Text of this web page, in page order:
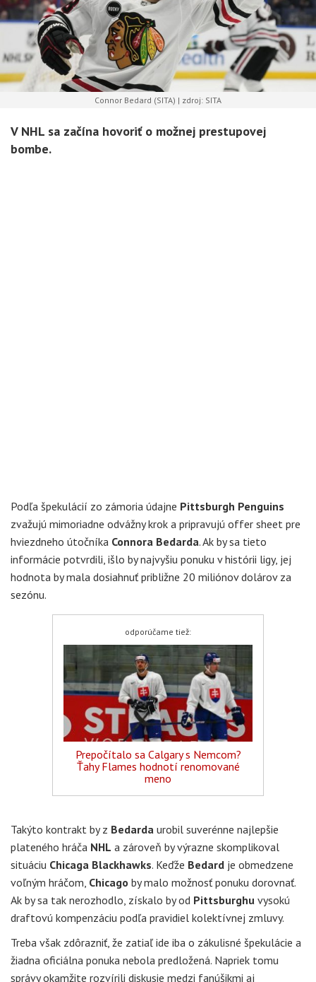
Connor Bedard (SITA) | zdroj: SITA
V NHL sa začína hovoriť o možnej prestupovej
bombe.
Podľa špekulácií zo zámoria údajne Pittsburgh Penguins
zvažujú mimoriadne odvážny krok a pripravujú offer sheet pre
hviezdneho útočníka Connora Bedarda. Ak by sa tieto
informácie potvrdili, išlo by najvyšiu ponuku v histórii ligy, jej
hodnota by mala dosiahnuť približne 20 miliónov dolárov za
sezónu.
odporúčame tiež:
Prepočítalo sa Calgary s Nemcom?
Ťahy Flames hodnotí renomované
meno
Takýto kontrakt by z Bedarda urobil suverénne najlepšie
plateného hráča NHL a zároveň by výrazne skomplikoval
situáciu Chicaga Blackhawks. Keďže Bedard je obmedzene
voľným hráčom, Chicago by malo možnosť ponuku dorovnať.
Ak by sa tak nerozhodlo, získalo by od Pittsburghu vysokú
draftovú kompenzáciu podľa pravidiel kolektívnej zmluvy.
Treba však zdôrazniť, že zatiaľ ide iba o zákulisné špekulácie a
žiadna oficiálna ponuka nebola predložená. Napriek tomu
správy okamžite rozvírili diskusie medzi fanúšikmi aj